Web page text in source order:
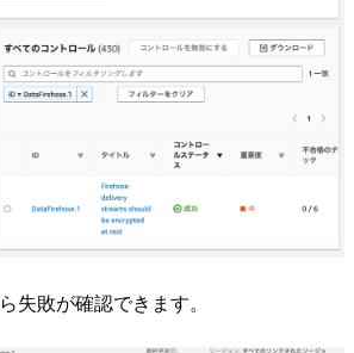
失敗が確認できます。